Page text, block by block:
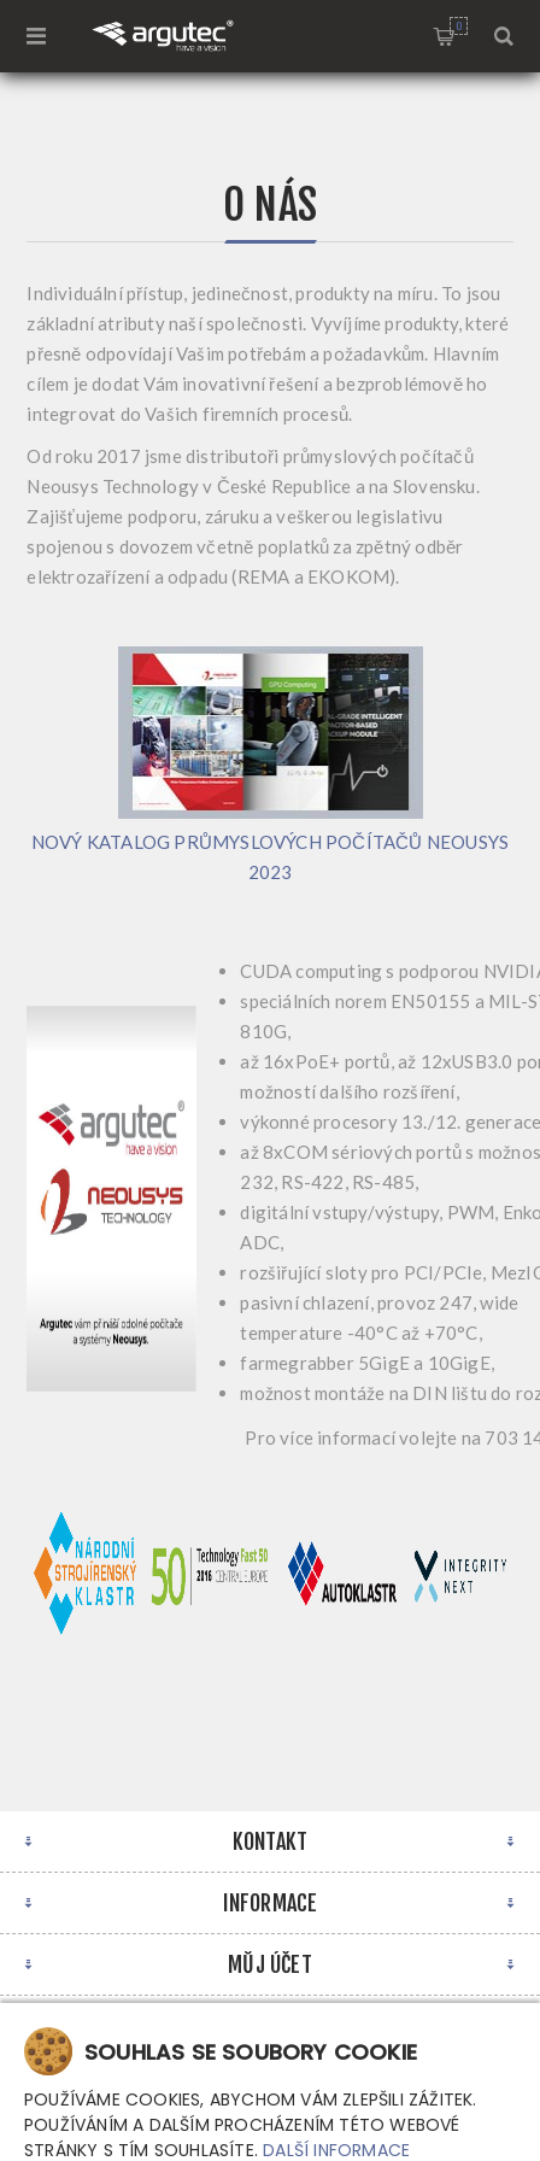
0
O NÁS
Individuální přístup, jedinečnost, produkty na míru. To jsou
základní atributy naší společnosti. Vyvíjíme produkty, které
přesně odpovídají Vašim potřebám a požadavkům. Hlavním
cílem je dodat Vám inovativní řešení a bezproblémově ho
integrovat do Vašich firemních procesů.
Od roku 2017 jsme distributoři průmyslových počítačů
Neousys Technology v České Republice a na Slovensku.
Zajišťujeme podporu, záruku a veškerou legislativu
spojenou s dovozem včetně poplatků za zpětný odběr
elektrozařízení a odpadu (REMA a EKOKOM).
NOVÝ KATALOG PRŮMYSLOVÝCH POČÍTAČŮ NEOUSYS
2023
CUDA computing s podporou
speciálních norem EN50155 a MIL-
810G,
až 16xPoE+ portů, až 12xUSB3.0
možností dalšího rozšíření,
výkonné procesory 13./12.
až 8xCOM sériových portů s
232, RS-422, RS-485,
digitální vstupy/výstupy, PWM,
ADC,
rozšiřující sloty pro PCI/PCIe,
pasivní chlazení, provoz 247, wide
temperature -40°C až +70°C,
farmegrabber 5GigE a 10GigE,
možnost montáže na DIN lištu do
Pro více informací volejte na 703
KONTAKT
INFORMACE
MŮJ ÚČET
SOUHLAS SE SOUBORY COOKIE
POUŽÍVÁME COOKIES, ABYCHOM VÁM ZLEPŠILI ZÁŽITEK.
POUŽÍVÁNÍM A DALŠÍM PROCHÁZENÍM TÉTO WEBOVÉ
STRÁNKY S TÍM SOUHLASÍTE.DALŠÍ INFORMACE